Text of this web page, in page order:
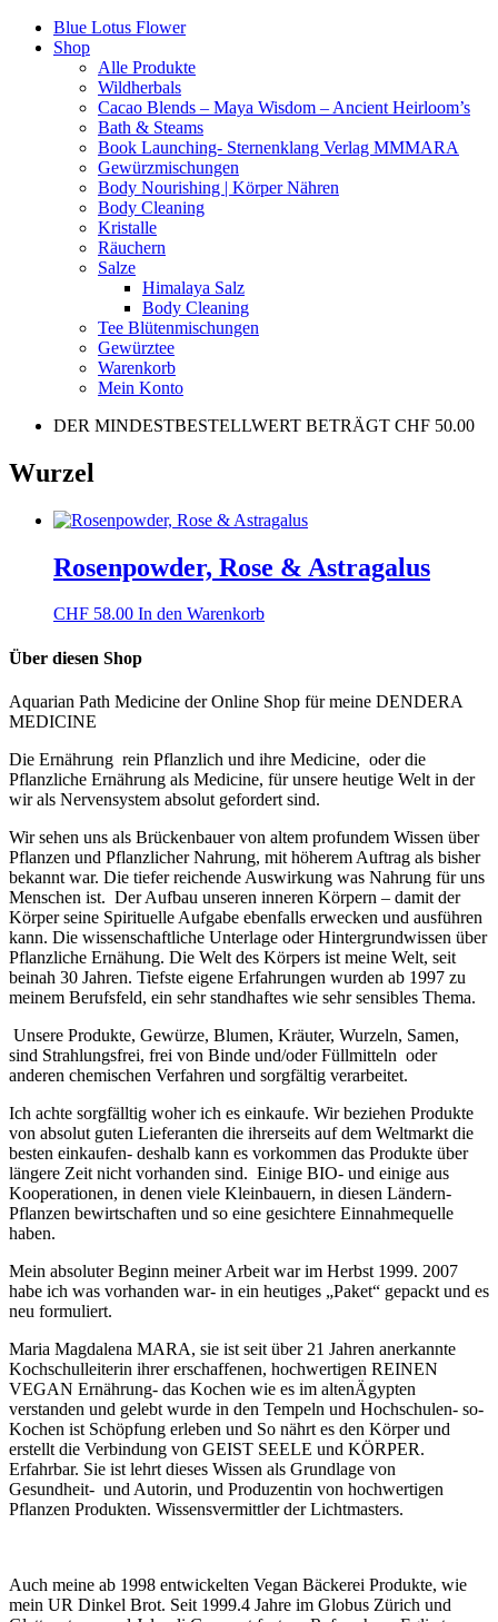
Blue Lotus Flower
Shop
Alle Produkte
Wildherbals
Cacao Blends – Maya Wisdom – Ancient Heirloom’s
Bath & Steams
Book Launching- Sternenklang Verlag MMMARA
Gewürzmischungen
Body Nourishing | Körper Nähren
Body Cleaning
Kristalle
Räuchern
Salze
Himalaya Salz
Body Cleaning
Tee Blütenmischungen
Gewürztee
Warenkorb
Mein Konto
DER MINDESTBESTELLWERT BETRÄGT CHF 50.00
Wurzel
Rosenpowder, Rose & Astragalus
CHF 58.00 In den Warenkorb
Über diesen Shop
Aquarian Path Medicine der Online Shop für meine DENDERA
MEDICINE
Die Ernährung rein Pflanzlich und ihre Medicine, oder die
Pflanzliche Ernährung als Medicine, für unsere heutige Welt in der
wir als Nervensystem absolut gefordert sind.
Wir sehen uns als Brückenbauer von altem profundem Wissen über
Pflanzen und Pflanzlicher Nahrung, mit höherem Auftrag als bisher
bekannt war. Die tiefer reichende Auswirkung was Nahrung für uns
Menschen ist. Der Aufbau unseren inneren Körpern – damit der
Körper seine Spirituelle Aufgabe ebenfalls erwecken und ausführen
kann. Die wissenschaftliche Unterlage oder Hintergrundwissen über
Pflanzliche Ernähung. Die Welt des Körpers ist meine Welt, seit
beinah 30 Jahren. Tiefste eigene Erfahrungen wurden ab 1997 zu
meinem Berufsfeld, ein sehr standhaftes wie sehr sensibles Thema.
Unsere Produkte, Gewürze, Blumen, Kräuter, Wurzeln, Samen,
sind Strahlungsfrei, frei von Binde und/oder Füllmitteln oder
anderen chemischen Verfahren und sorgfältig verarbeitet.
Ich achte sorgfälltig woher ich es einkaufe. Wir beziehen Produkte
von absolut guten Lieferanten die ihrerseits auf dem Weltmarkt die
besten einkaufen- deshalb kann es vorkommen das Produkte über
längere Zeit nicht vorhanden sind. Einige BIO- und einige aus
Kooperationen, in denen viele Kleinbauern, in diesen Ländern-
Pflanzen bewirtschaften und so eine gesichtere Einnahmequelle
haben.
Mein absoluter Beginn meiner Arbeit war im Herbst 1999. 2007
habe ich was vorhanden war- in ein heutiges „Paket“ gepackt und es
neu formuliert.
Maria Magdalena MARA, sie ist seit über 21 Jahren anerkannte
Kochschulleiterin ihrer erschaffenen, hochwertigen REINEN
VEGAN Ernährung- das Kochen wie es im altenÄgypten
verstanden und gelebt wurde in den Tempeln und Hochschulen- so-
Kochen ist Schöpfung erleben und So nährt es den Körper und
erstellt die Verbindung von GEIST SEELE und KÖRPER.
Erfahrbar. Sie ist lehrt dieses Wissen als Grundlage von
Gesundheit- und Autorin, und Produzentin von hochwertigen
Pflanzen Produkten. Wissensvermittler der Lichtmasters.
Auch meine ab 1998 entwickelten Vegan Bäckerei Produkte, wie
mein UR Dinkel Brot. Seit 1999.4 Jahre im Globus Zürich und